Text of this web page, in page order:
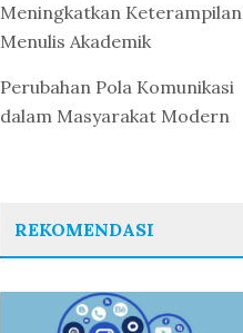
Meningkatkan Keterampilan
Menulis Akademik
Perubahan Pola Komunikasi
dalam Masyarakat Modern
REKOMENDASI